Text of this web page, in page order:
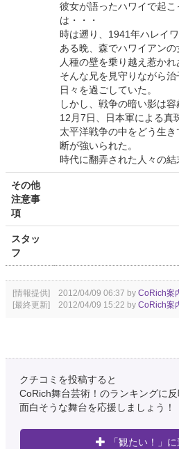
彼女が語ったハワイで起こ
は・・・
時は遡り、1941年ハレイ
ある晩、森でハワイアンの
人種の壁を乗り越え惹かれ
そんな兄を見守りながら
日々を過ごしていた。
しかし、戦争の暗い影は容
12月7日、日本軍による真
太平洋戦争の中をどう生
断が強いられた。
時代に翻弄された人々の結
その他
注意事
項
スタッ
フ
[情報提供] 2012/04/09 06:37 by CoRich案
[最終更新] 2012/04/09 15:22 by CoRich案
クチコミを投稿すると
CoRich舞台芸術！のランキングに反
面白そうな舞台を応援しましょう！
「観たい！」